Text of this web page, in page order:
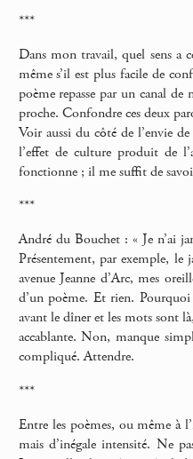
***
Dans mon travail, quel sens a
même s’il est plus facile de
poème repasse par un canal
proche. Confondre ces deux
Voir aussi du côté de l’envie
l’effet de culture produit de
fonctionne ; il me suffit de
***
André du Bouchet : « Je n’ai
Présentement, par exemple,
avenue Jeanne d’Arc, mes
d’un poème. Et rien.
avant le dîner et les mots sont
accablante. Non, manque
compliqué. Attendre.
***
Entre les poèmes, ou même à
mais d’inégale intensité. Ne